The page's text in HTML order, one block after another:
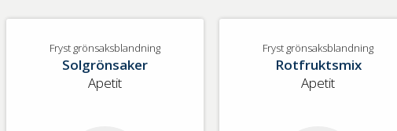
Fryst grönsaksblandning
Solgrönsaker
Apetit
Fryst grönsaksblandning
Rotfruktsmix
Apetit